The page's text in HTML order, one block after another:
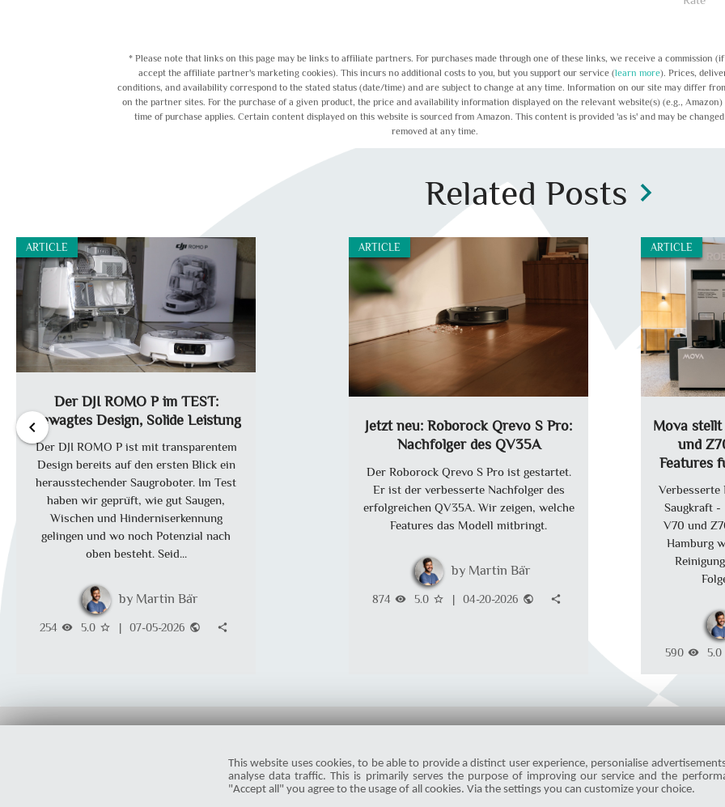
* Please note that links on this page may be links to affiliate partners. For purchases made through one of these links, we receive a commission
accept the affiliate partner's marketing cookies). This incurs no additional costs to you, but you support our service (learn more). Prices,
conditions, and availability correspond to the stated status (date/time) and are subject to change at any time. Information on our site may differ
on the partner sites. For the purchase of a given product, the price and availability information displayed on the relevant website(s) (e.g., Amazon)
time of purchase applies. Certain content displayed on this website is sourced from Amazon. This content is provided 'as is' and may be
removed at any time.
Related Posts chevron_right
ARTICLE
Der DJI ROMO P im TEST:
Gewagtes Design, Solide Leistung
Der DJI ROMO P ist mit transparentem
Design bereits auf den ersten Blick ein
herausstechender Saugroboter. Im Test
haben wir geprüft, wie gut Saugen,
Wischen und Hinderniserkennung
gelingen und wo noch Potenzial nach
oben besteht. Seid...
Martin Bär
254 visibility 5.0 star_border | 07-05-2026 public share
ARTICLE
Jetzt neu: Roborock Qrevo S Pro:
Nachfolger des QV35A
Der Roborock Qrevo S Pro ist gestartet.
Er ist der verbesserte Nachfolger des
erfolgreichen QV35A. Wir zeigen, welche
Features das Modell mitbringt.
Martin Bär
874 visibility 5.0 star_border | 04-20-2026 public share
ARTICLE
Mova
und
Features
Verbesserte
Saugkraft -
V70 und
Hamburg
590 visibility 5.0
chevron_left
This website uses cookies, to be able to provide a distinct user experience, personialise
analyse data traffic. This is primarily serves the purpose of improving our service and the
"Accept all" you agree to the usage of all cookies. Via the settings you can customize your choice.